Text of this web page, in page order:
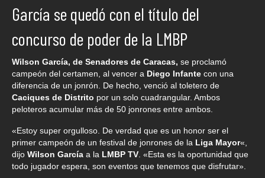
García se quedó con el título del
concurso de poder de la LMBP
Wilson García, de Senadores de Caracas, se proclamó
campeón del certamen, al vencer a Diego Infante con una
diferencia de un jonrón. De hecho, venció al toletero de
Caciques de Distrito por un solo cuadrangular. Ambos
peloteros acumular más de 50 jonrones entre ambos.
«Estoy super orgulloso. De verdad que es un honor ser el
primer campeón de un festival de jonrones de la Liga Mayor«,
dijo Wilson García a la LMBP TV. «Esta es la oportunidad que
todo jugador espera, son eventos que tenemos que disfrutar».